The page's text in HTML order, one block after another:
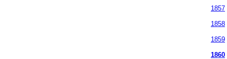
1857
1858
1859
1860